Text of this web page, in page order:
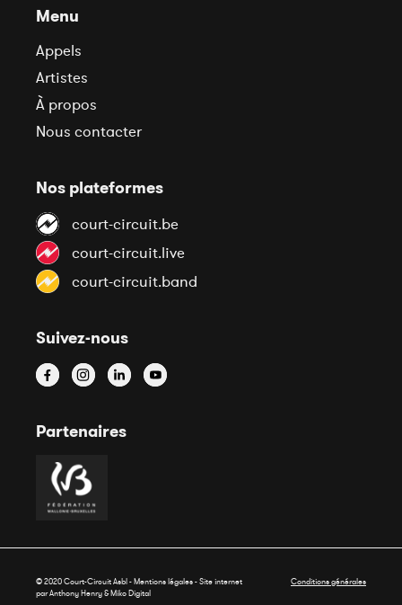
Menu
Appels
Artistes
À propos
Nous contacter
Nos plateformes
court-circuit.be
court-circuit.live
court-circuit.band
Suivez-nous
Partenaires
© 2020 Court-Circuit Asbl - Mentions légales - Site internet
par Anthony Henry &Miko Digital
Conditions générales